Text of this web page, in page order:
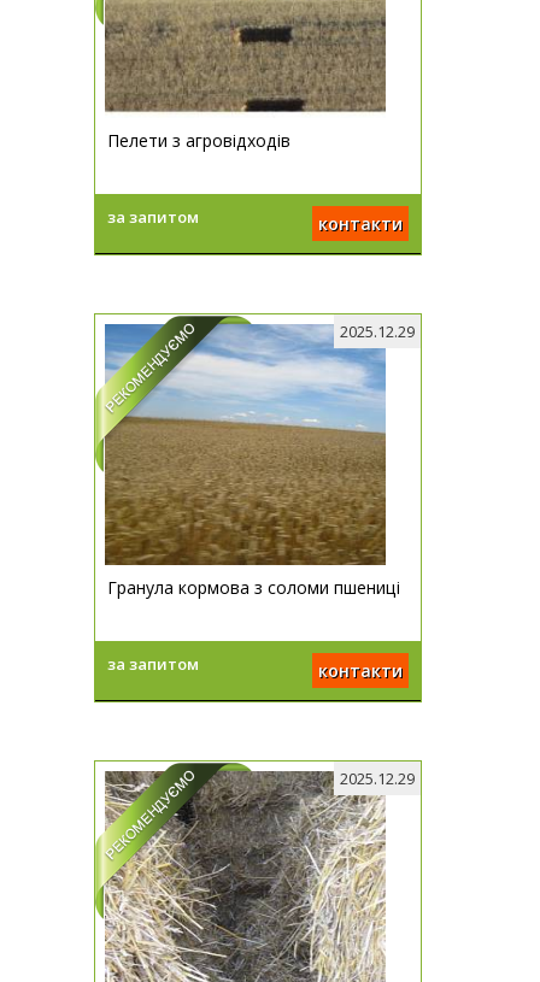
Пелети з агровідходів
за запитом контакти
Гранула кормова з соломи пшениці
за запитом контакти
2025.12.29
2025.12.29